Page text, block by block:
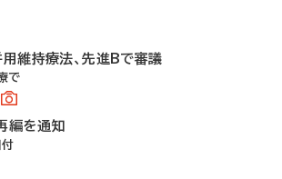
用維持療法、先進Bで審議
で
編を通知